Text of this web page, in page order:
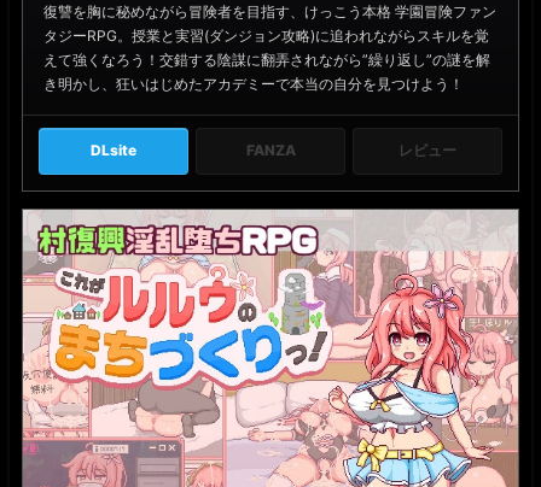
復讐を胸に秘めながら冒険者を目指す、けっこう本格 学園冒険ファン
タジーRPG。授業と実習(ダンジョン攻略)に追われながらスキルを覚
えて強くなろう！交錯する陰謀に翻弄されながら”繰り返し”の謎を解
き明かし、狂いはじめたアカデミーで本当の自分を見つけよう！
DLsite FANZA レビュー